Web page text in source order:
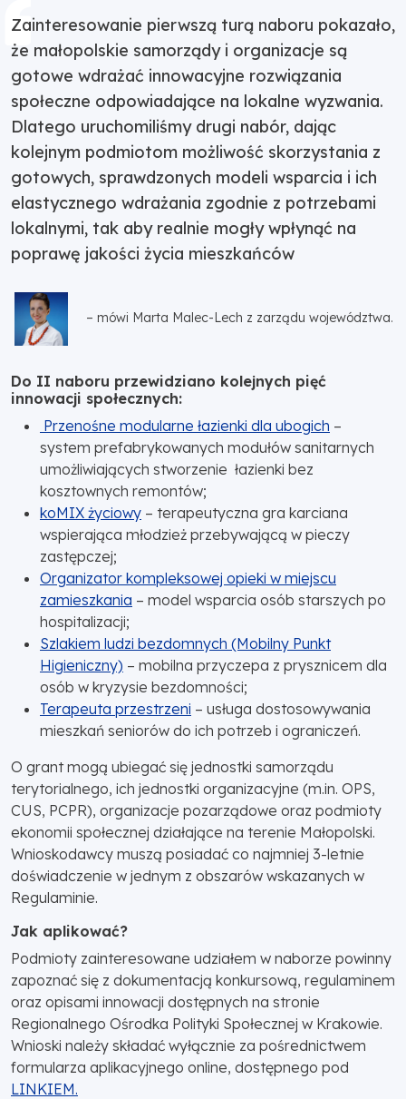
Zainteresowanie pierwszą turą naboru pokazało,
że małopolskie samorządy i organizacje są
gotowe wdrażać innowacyjne rozwiązania
społeczne odpowiadające na lokalne wyzwania.
Dlatego uruchomiliśmy drugi nabór, dając
kolejnym podmiotom możliwość skorzystania z
gotowych, sprawdzonych modeli wsparcia i ich
elastycznego wdrażania zgodnie z potrzebami
lokalnymi, tak aby realnie mogły wpłynąć na
poprawę jakości życia mieszkańców
– mówi Marta Malec-Lech z zarządu województwa.
Do II naboru przewidziano kolejnych pięć
innowacji społecznych:
Przenośne modularne łazienki dla ubogich –
system prefabrykowanych modułów sanitarnych
umożliwiających stworzenie łazienki bez
kosztownych remontów;
koMIX życiowy – terapeutyczna gra karciana
wspierająca młodzież przebywającą w pieczy
zastępczej;
Organizator kompleksowej opieki w miejscu
zamieszkania – model wsparcia osób starszych po
hospitalizacji;
Szlakiem ludzi bezdomnych (Mobilny Punkt
Higieniczny) – mobilna przyczepa z prysznicem dla
osób w kryzysie bezdomności;
Terapeuta przestrzeni – usługa dostosowywania
mieszkań seniorów do ich potrzeb i ograniczeń.
O grant mogą ubiegać się jednostki samorządu
terytorialnego, ich jednostki organizacyjne (m.in. OPS,
CUS, PCPR), organizacje pozarządowe oraz podmioty
ekonomii społecznej działające na terenie Małopolski.
Wnioskodawcy muszą posiadać co najmniej 3-letnie
doświadczenie w jednym z obszarów wskazanych w
Regulaminie.
Jak aplikować?
Podmioty zainteresowane udziałem w naborze powinny
zapoznać się z dokumentacją konkursową, regulaminem
oraz opisami innowacji dostępnych na stronie
Regionalnego Ośrodka Polityki Społecznej w Krakowie.
Wnioski należy składać wyłącznie za pośrednictwem
formularza aplikacyjnego online, dostępnego pod
LINKIEM.